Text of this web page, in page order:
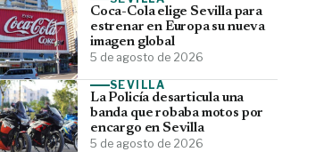
Coca-Cola elige Sevilla para
estrenar en Europa su nueva
imagen global
5 de agosto de 2026
SEVILLA
La Policía desarticula una
banda que robaba motos por
encargo en Sevilla
5 de agosto de 2026